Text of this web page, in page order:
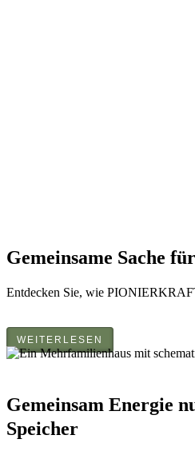
Gemeinsame Sache
Entdecken Sie, wie
WEITERLESEN
Gemeinsam Energie
Speicher